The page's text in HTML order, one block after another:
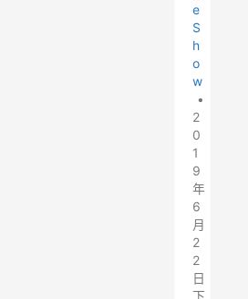
e
S
h
o
w
•
2
0
1
9
年
6
月
2
2
日
下